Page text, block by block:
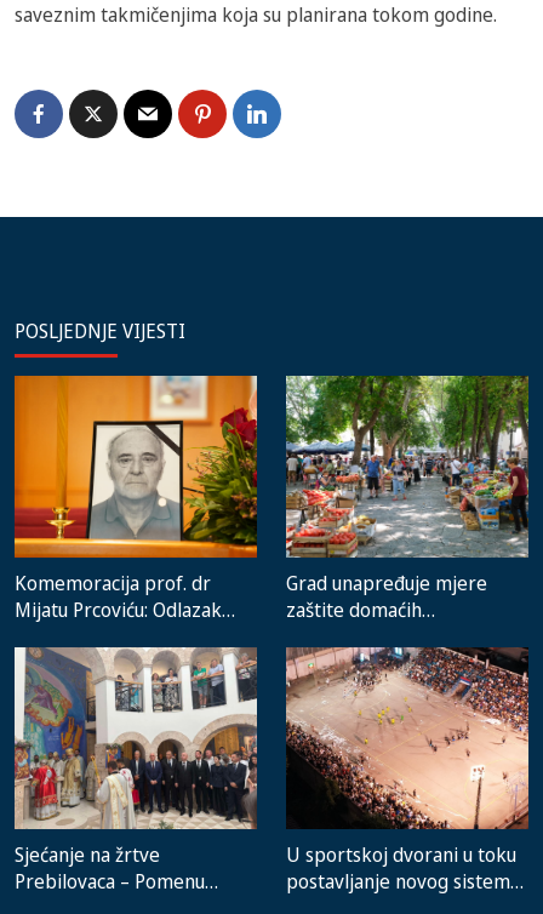
saveznim takmičenjima koja su planirana tokom godine.
POSLJEDNJE VIJESTI
Komemoracija prof. dr
Mijatu Prcoviću: Odlazak
koji je Trebinje nosio u srcu
Grad unapređuje mjere
zaštite domaćih
pijace
Sjećanje na žrtve
Prebilovaca – Pomenu
U sportskoj dvorani u toku
postavljanje novog sistema